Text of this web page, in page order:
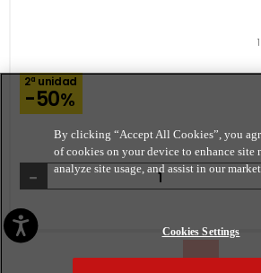
2ª unidad
-50%
-
By clicking “Accept All Cookies”, you
of cookies on your device to enhance site
analyze site usage, and assist in our
Cookies Settings